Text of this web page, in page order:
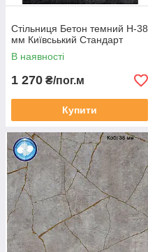
Стільниця Бетон темний Н-38
мм Київсьький Стандарт
В наявності
1 270 ₴/пог.м
Купити